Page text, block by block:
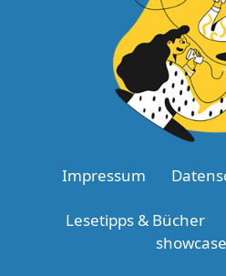
Impressum
Lesetipps & Bücher